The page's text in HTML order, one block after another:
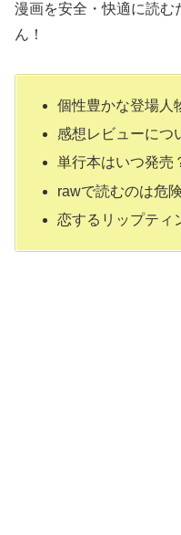
漫画を安全・快適に読む
ん！
個性豊かな登場人
感想レビューにつ
単行本はいつ発売
rawで読むのは危険
恋するリップティ